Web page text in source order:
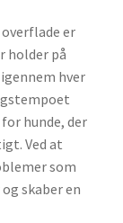
er
holder på
hver
hunde, der
Ved at
som
skaber en